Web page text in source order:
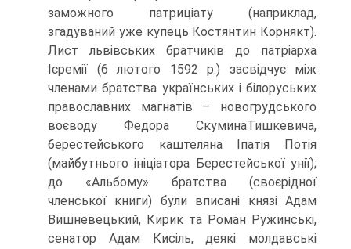
заможного патриціату (наприклад,
згадуваний уже купець Костянтин Корнякт).
Лист львівських братчиків до патріарха
Ієремії (6 лютого 1592 р.) засвідчує між
членами братства українських і білоруських
православних магнатів – новогрудського
воєводу Федора СкуминаТишкевича,
берестейського каштеляна Іпатія Потія
(майбутнього ініціатора Берестейської унії);
до «Альбому» братства (своєрідної
членської книги) були вписані князі Адам
Вишневецький, Кирик та Роман Ружинські,
сенатор Адам Кисіль, деякі молдавські